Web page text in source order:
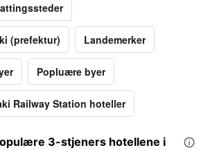
(prefektur) Landemerker
Popluære byer
Railway Station hoteller
3-stjeners hotellene i